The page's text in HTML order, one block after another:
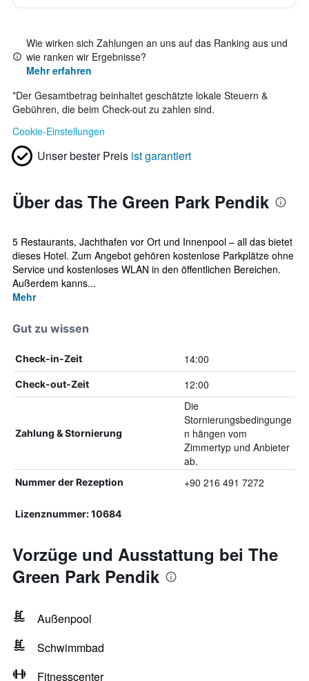
Wie wirken sich Zahlungen an uns auf das Ranking aus und
wie ranken wir Ergebnisse?
Mehr erfahren
*Der Gesamtbetrag beinhaltet geschätzte lokale Steuern &
Gebühren, die beim Check-out zu zahlen sind.
Cookie-Einstellungen
Unser bester Preis ist garantiert
Über das The Green Park Pendik
5 Restaurants, Jachthafen vor Ort und Innenpool – all das bietet
dieses Hotel. Zum Angebot gehören kostenlose Parkplätze ohne
Service und kostenloses WLAN in den öffentlichen Bereichen.
Außerdem kanns...
Mehr
Gut zu wissen
Check-in-Zeit 14:00
Check-out-Zeit 12:00
Zahlung & Stornierung
Die
Stornierungsbedingunge
n hängen vom
Zimmertyp und Anbieter
ab.
Nummer der Rezeption +90 216 491 7272
Lizenznummer: 10684
Vorzüge und Ausstattung bei The
Green Park Pendik
Außenpool
Schwimmbad
Fitnesscenter